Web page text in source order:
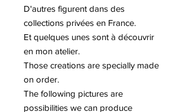
D'autres figurent dans des
collections privées en France.
Et quelques unes sont à découvrir
en mon atelier.
Those creations are specially made
on order.
The following pictures are
possibilities we can produce